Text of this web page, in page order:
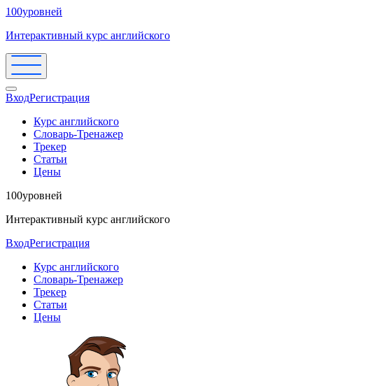
100уровней
Интерактивный курс английского
ВходРегистрация
Курс английского
Словарь-Тренажер
Трекер
Статьи
Цены
100уровней
Интерактивный курс английского
ВходРегистрация
Курс английского
Словарь-Тренажер
Трекер
Статьи
Цены